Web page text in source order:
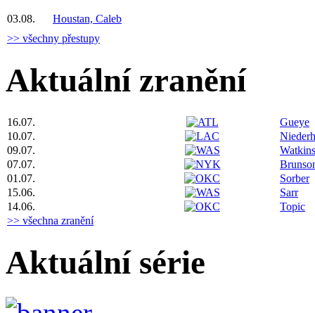
03.08.
Houstan, Caleb
>> všechny přestupy
Aktuální zranění
16.07.
Gueye
10.07.
09.07.
Watkins
07.07.
01.07.
Sorber
15.06.
Sarr
14.06.
Topic
>> všechna zranění
Aktuální série